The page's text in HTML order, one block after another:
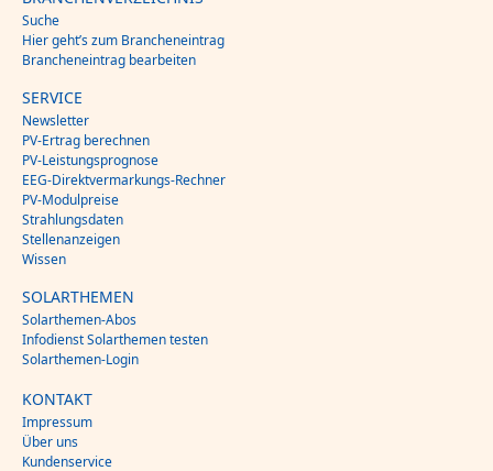
Suche
Hier geht’s zum Brancheneintrag
Brancheneintrag bearbeiten
SERVICE
Newsletter
PV-Ertrag berechnen
PV-Leistungsprognose
EEG-Direktvermarkungs-Rechner
PV-Modulpreise
Strahlungsdaten
Stellenanzeigen
Wissen
SOLARTHEMEN
Solarthemen-Abos
Infodienst Solarthemen testen
Solarthemen-Login
KONTAKT
Impressum
Über uns
Kundenservice